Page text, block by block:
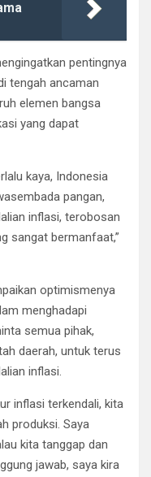
pentingnya
tengah ancaman
elemen bangsa
yang dapat
kaya, Indonesia
pangan,
inflasi, terobosan
sangat bermanfaat,”
optimismenya
menghadapi
semua pihak,
daerah, untuk terus
inflasi.
inflasi terkendali, kita
produksi. Saya
kita tanggap dan
jawab, saya kira